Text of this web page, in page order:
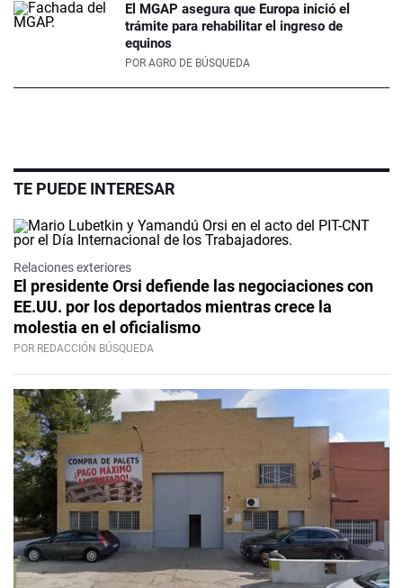
El MGAP asegura que Europa inició el
trámite para rehabilitar el ingreso de
equinos
POR AGRO DE BÚSQUEDA
TE PUEDE INTERESAR
Relaciones exteriores
El presidente Orsi defiende las negociaciones con
EE.UU. por los deportados mientras crece la
molestia en el oficialismo
POR REDACCIÓN BÚSQUEDA